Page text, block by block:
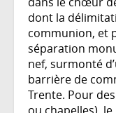
dont la
communion, et
séparation
nef, surmonté
barrière de
Trente. Pour